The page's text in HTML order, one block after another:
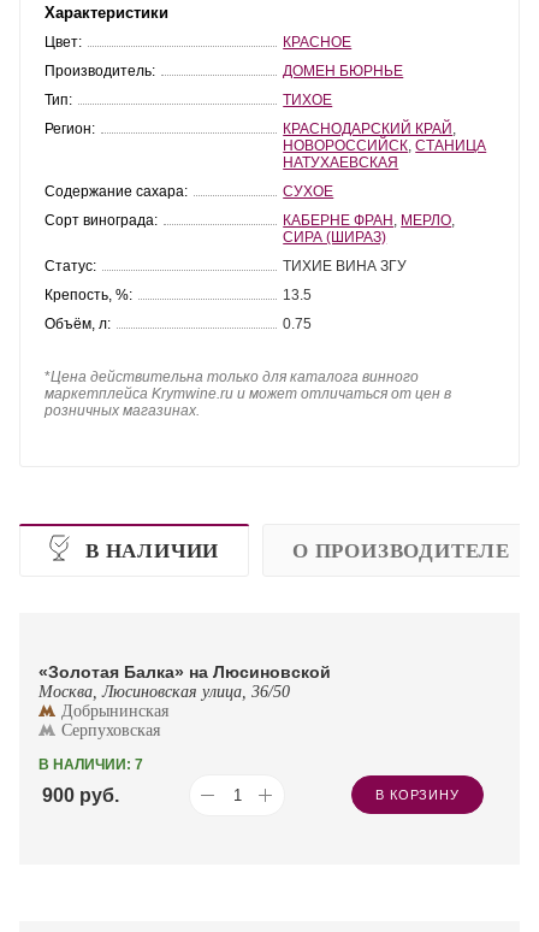
Характеристики
Цвет:
КРАСНОЕ
Производитель:
ДОМЕН БЮРНЬЕ
Тип:
ТИХОЕ
Регион:
КРАСНОДАРСКИЙ КРАЙ
НОВОРОССИЙСК ,СТАНИЦА
НАТУХАЕВСКАЯ
Содержание сахара:
СУХОЕ
Сорт винограда:
КАБЕРНЕ ФРАН МЕРЛО
СИРА (ШИРАЗ)
Статус:
ТИХИЕ ВИНА ЗГУ
Крепость, %:
13.5
Объём, л:
0.75
*Цена действительна только для каталога винного
маркетплейса Krymwine.ru и может отличаться от цен в
розничных магазинах.
В НАЛИЧИИ О ПРОИЗВОДИТЕЛЕ
«Золотая Балка» на Люсиновской
Москва, Люсиновская улица, 36/50
Добрынинская
Серпуховская
В НАЛИЧИИ: 7
900 руб. В КОРЗИНУ